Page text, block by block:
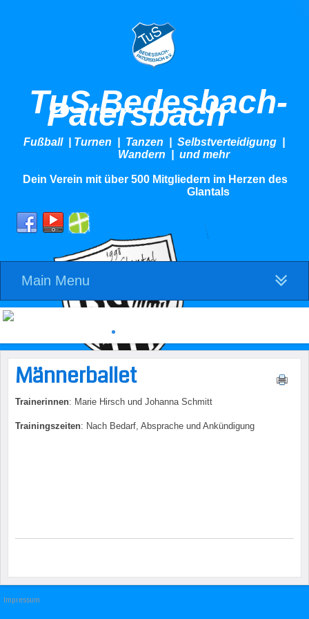
TuS Bedesbach-
Patersbach
Fußball | Turnen | Tanzen | Selbstverteidigung |
Wandern | und mehr
Dein Verein mit über 500 Mitgliedern im Herzen des
Glantals
Main Menu
Männerballet
Trainerinnen: Marie Hirsch und Johanna Schmitt
Trainingszeiten: Nach Bedarf, Absprache und Ankündigung
Impressum